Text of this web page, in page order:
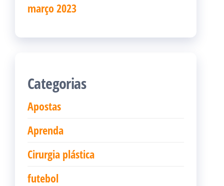
março 2023
Categorias
Apostas
Aprenda
Cirurgia plástica
futebol